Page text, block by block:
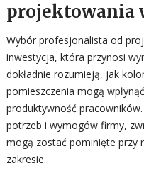
projektowania
Wybór profesjonalista od
inwestycja, która przynosi
dokładnie rozumieją, jak
pomieszczenia mogą
produktywność
potrzeb i wymogów firmy,
mogą zostać pominięte przy
zakresie.